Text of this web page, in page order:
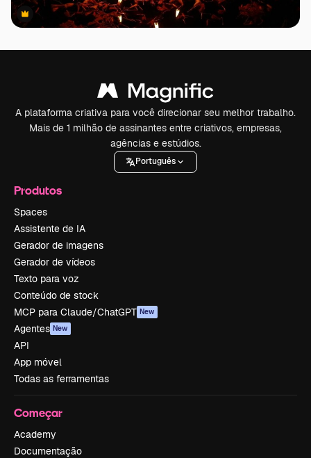
Premium
Premium
A plataforma criativa para você direcionar seu melhor trabalho.
Mais de 1 milhão de assinantes entre criativos, empresas,
agências e estúdios.
Português
Produtos
Spaces
Assistente de IA
Gerador de imagens
Gerador de vídeos
Texto para voz
Conteúdo de stock
MCP para Claude/ChatGPT New
Agentes New
API
App móvel
Todas as ferramentas
Começar
Academy
Documentação